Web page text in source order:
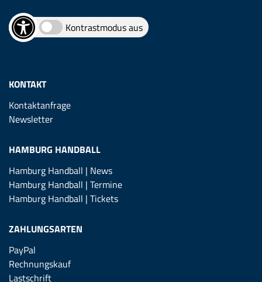
Kontrastmodus aus
KONTAKT
Kontaktanfrage
Newsletter
HAMBURG HANDBALL
Hamburg Handball | News
Hamburg Handball | Termine
Hamburg Handball | Tickets
ZAHLUNGSARTEN
PayPal
Rechnungskauf
Lastschrift